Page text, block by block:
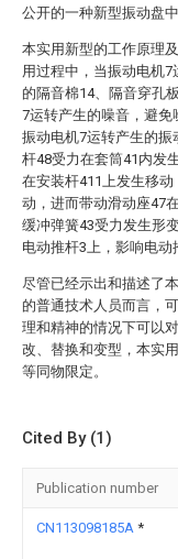
公开的一种新型振动盘中
本实用新型的工作原理
用过程中，当振动电机
的隔音棉14、隔音穿孔
7运转产生的噪音，避免
振动电机7运转产生的振
杆48受力在套筒41内发
在安装杆411上发生移
动，进而带动滑动座47
缓冲弹簧43受力发生形
电动推杆3上，影响电动
尽管已经示出和描述了
的普通技术人员而言，
理和精神的情况下可以
改、替换和变型，本实
等同物限定。
Cited By (1)
Publication number
CN113098185A *